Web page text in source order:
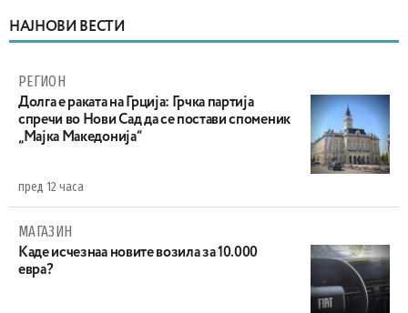
НАЈНОВИ ВЕСТИ
РЕГИОН
Долга е раката на Грција: Грчка партија
спречи во Нови Сад да се постави споменик
„Мајка Македонија“
пред 12 часа
МАГАЗИН
Каде исчезнаа новите возила за 10.000
евра?